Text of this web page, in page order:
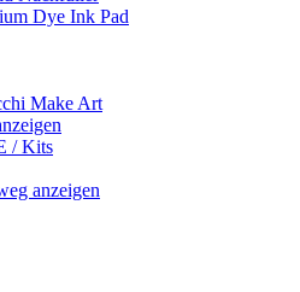
Dye Ink Pad
Make Art
/ Kits
anzeigen